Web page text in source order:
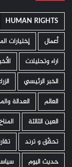
HUMAN RIGHTS
أعمال
إختيارات
اراء وتحليلات
الخبر الرئيسي
العالم
العدالة
العين الثالثة
تحقّق و ترند
حديث اليوم